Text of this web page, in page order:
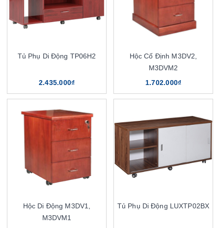
Tủ Phụ Di Động TP06H2
2.435.000₫
Hộc Cố Định M3DV2,
M3DVM2
1.702.000₫
Hộc Di Động M3DV1,
M3DVM1
Tủ Phụ Di Động LUXTP02BX